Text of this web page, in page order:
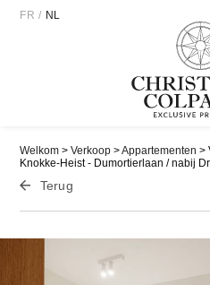
FR / NL
Welkom >Verkoop >Appartementen >
Knokke-Heist - Dumortierlaan / nabij
Terug